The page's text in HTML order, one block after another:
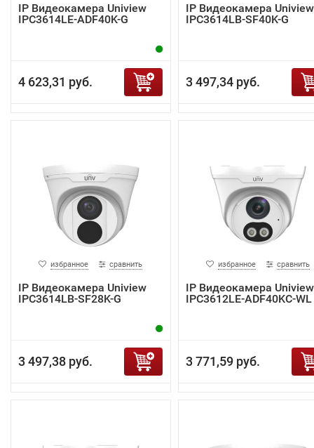
IP Видеокамера Uniview
IPC3614LE-ADF40K-G
4 623,31 руб.
IP Видеокамера Uniview
IPC3614LB-SF40K-G
3 497,34 руб.
избранное сравнить
IP Видеокамера Uniview
IPC3614LB-SF28K-G
3 497,38 руб.
избранное сравнить
IP Видеокамера Uniview
IPC3612LE-ADF40KC-WL
3 771,59 руб.